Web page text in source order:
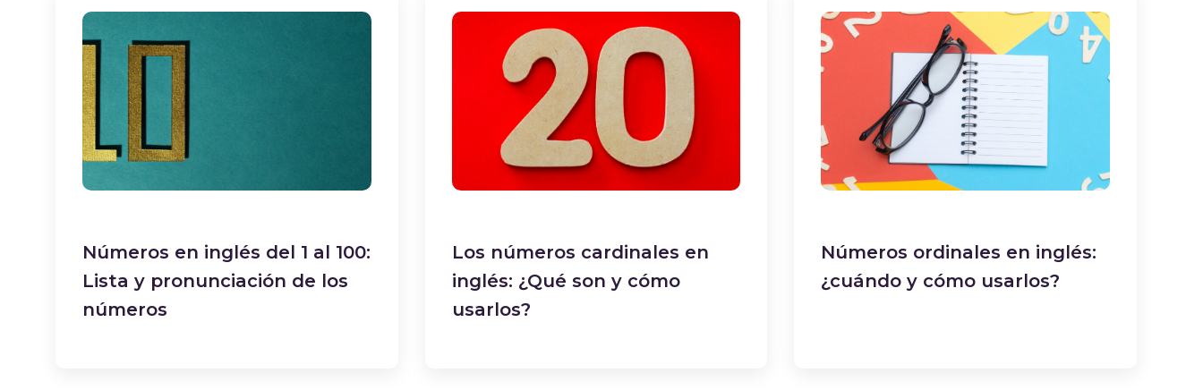
Números en inglés del 1 al 100:
Lista y pronunciación de los
números
Los números cardinales en
inglés: ¿Qué son y cómo
usarlos?
Números ordinales en inglés:
¿cuándo y cómo usarlos?